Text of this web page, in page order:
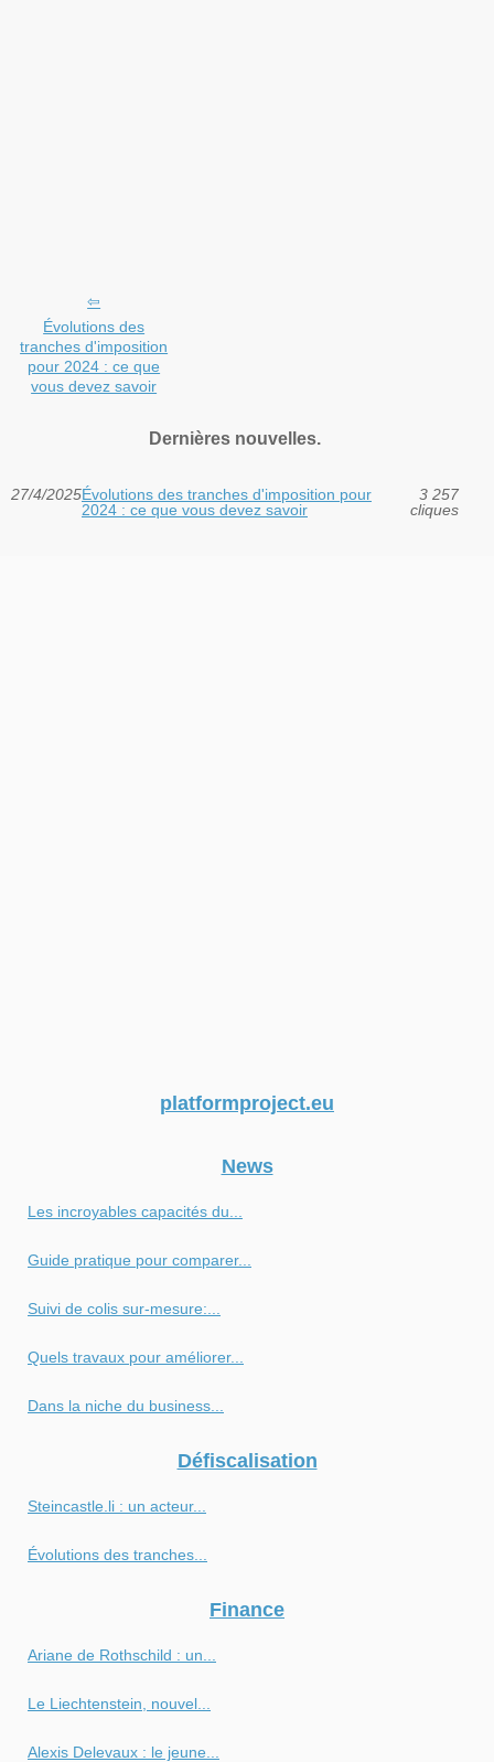
Évolutions des
tranches d'imposition
pour 2024 : ce que
vous devez savoir
Dernières nouvelles.
27/4/2025Évolutions des tranches d'imposition pour
2024 : ce que vous devez savoir
3 257
cliques
platformproject.eu
News
Les incroyables capacités du...
Guide pratique pour comparer...
Suivi de colis sur-mesure:...
Quels travaux pour améliorer...
Dans la niche du business...
Défiscalisation
Steincastle.li : un acteur...
Évolutions des tranches...
Finance
Ariane de Rothschild : un...
Le Liechtenstein, nouvel...
Alexis Delevaux : le jeune...